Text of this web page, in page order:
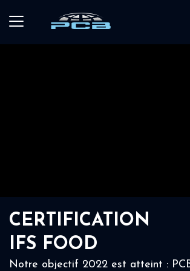
CERTIFICATION
IFS FOOD
Notre objectif 2022 est atteint :